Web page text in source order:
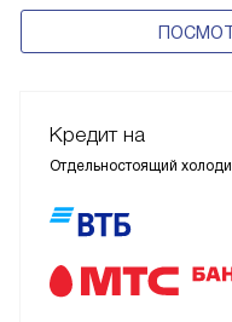
Кредит на
Отдельностоящий